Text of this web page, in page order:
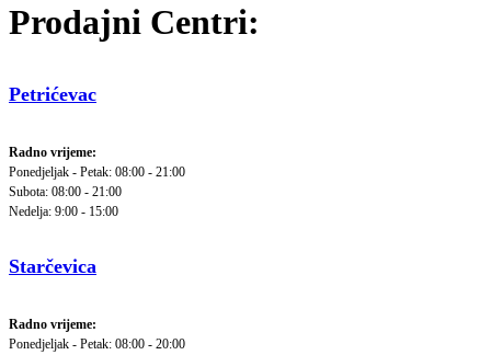
Prodajni Centri:
Petrićevac
Radno vrijeme:
Ponedjeljak - Petak: 08:00 - 21:00
Subota: 08:00 - 21:00
Nedelja: 9:00 - 15:00
Starčevica
Radno vrijeme:
Ponedjeljak - Petak: 08:00 - 20:00